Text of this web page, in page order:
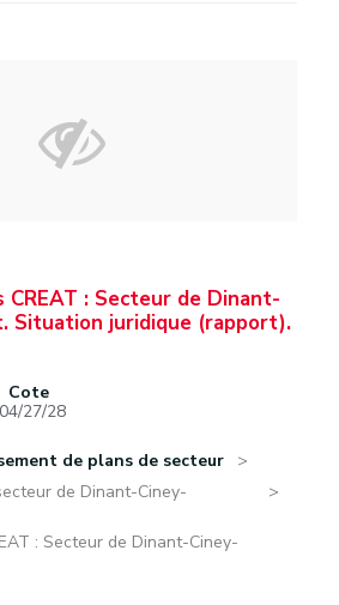
CREAT : Secteur de Dinant-
Situation juridique (rapport).
Cote
27/28
de plans de secteur
de Dinant-Ciney-
: Secteur de Dinant-Ciney-